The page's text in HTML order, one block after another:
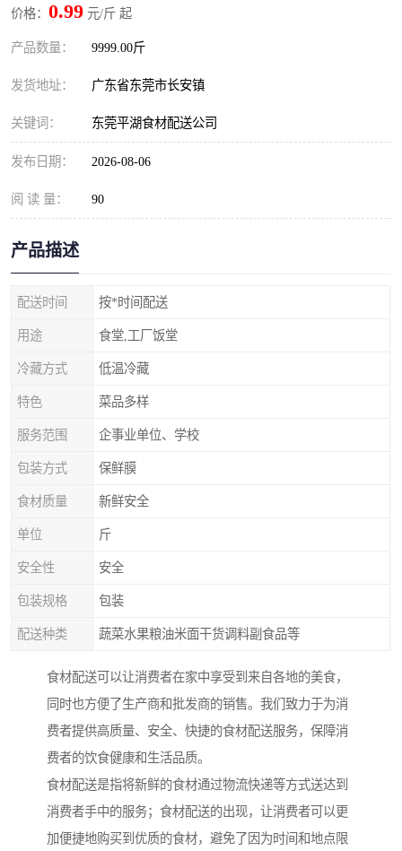
价格： 0.99 元/斤 起
产品数量： 9999.00斤
发货地址： 广东省东莞市长安镇
关键词： 东莞平湖食材配送公司
发布日期： 2026-08-06
阅 读 量： 90
产品描述
配送时间 按*时间配送
用途 食堂,工厂饭堂
冷藏方式 低温冷藏
特色 菜品多样
服务范围 企事业单位、学校
包装方式 保鲜膜
食材质量 新鲜安全
单位 斤
安全性 安全
包装规格 包装
配送种类 蔬菜水果粮油米面干货调料副食品等
食材配送可以让消费者在家中享受到来自各地的美食，
同时也方便了生产商和批发商的销售。我们致力于为消
费者提供高质量、安全、快捷的食材配送服务，保障消
费者的饮食健康和生活品质。
食材配送是指将新鲜的食材通过物流快递等方式送达到
消费者手中的服务；食材配送的出现，让消费者可以更
加便捷地购买到优质的食材，避免了因为时间和地点限